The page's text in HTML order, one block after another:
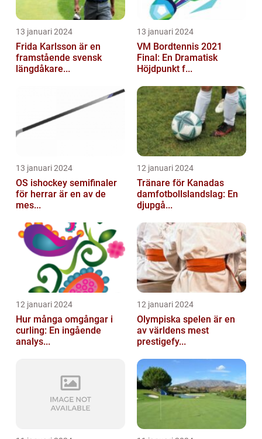
13 januari 2024
Frida Karlsson är en
framstående svensk
längdåkare...
13 januari 2024
VM Bordtennis 2021
Final: En Dramatisk
Höjdpunkt f...
13 januari 2024
OS ishockey semifinaler
för herrar är en av de
mes...
12 januari 2024
Tränare för Kanadas
damfotbollslandslag: En
djupgå...
12 januari 2024
Hur många omgångar i
curling: En ingående
analys...
12 januari 2024
Olympiska spelen är en
av världens mest
prestigefy...